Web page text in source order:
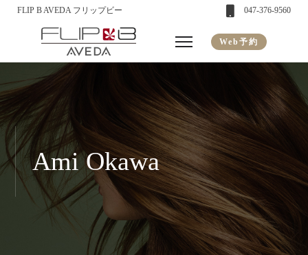
FLIP B AVEDA フリップビー 047-376-9560
Web予約
Ami Okawa